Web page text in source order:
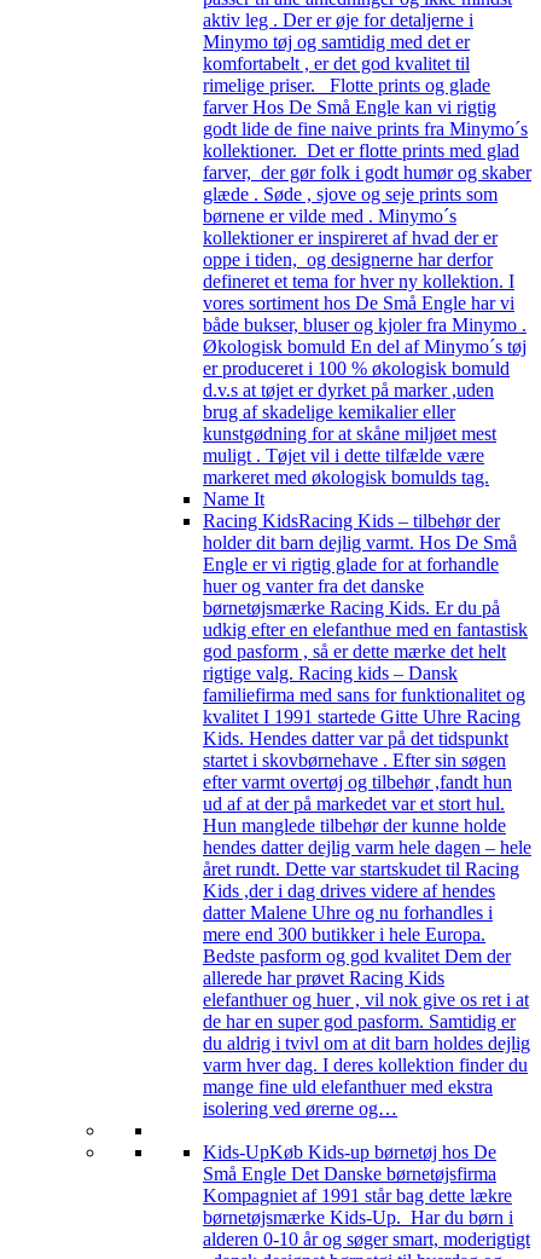
aktiv leg . Der er øje for detaljerne i
Minymo tøj og samtidig med det er
komfortabelt , er det god kvalitet til
rimelige priser. Flotte prints og glade
farver Hos De Små Engle kan vi rigtig
godt lide de fine naive prints fra Minymo´s
kollektioner. Det er flotte prints med glad
farver, der gør folk i godt humør og skaber
glæde . Søde , sjove og seje prints som
børnene er vilde med . Minymo´s
kollektioner er inspireret af hvad der er
oppe i tiden, og designerne har derfor
defineret et tema for hver ny kollektion. I
vores sortiment hos De Små Engle har vi
både bukser, bluser og kjoler fra Minymo .
Økologisk bomuld En del af Minymo´s tøj
er produceret i 100 % økologisk bomuld
d.v.s at tøjet er dyrket på marker ,uden
brug af skadelige kemikalier eller
kunstgødning for at skåne miljøet mest
muligt . Tøjet vil i dette tilfælde være
markeret med økologisk bomulds tag.
Name It
Racing KidsRacing Kids – tilbehør der
holder dit barn dejlig varmt. Hos De Små
Engle er vi rigtig glade for at forhandle
huer og vanter fra det danske
børnetøjsmærke Racing Kids. Er du på
udkig efter en elefanthue med en fantastisk
god pasform , så er dette mærke det helt
rigtige valg. Racing kids – Dansk
familiefirma med sans for funktionalitet og
kvalitet I 1991 startede Gitte Uhre Racing
Kids. Hendes datter var på det tidspunkt
startet i skovbørnehave . Efter sin søgen
efter varmt overtøj og tilbehør ,fandt hun
ud af at der på markedet var et stort hul.
Hun manglede tilbehør der kunne holde
hendes datter dejlig varm hele dagen – hele
året rundt. Dette var startskudet til Racing
Kids ,der i dag drives videre af hendes
datter Malene Uhre og nu forhandles i
mere end 300 butikker i hele Europa.
Bedste pasform og god kvalitet Dem der
allerede har prøvet Racing Kids
elefanthuer og huer , vil nok give os ret i at
de har en super god pasform. Samtidig er
du aldrig i tvivl om at dit barn holdes dejlig
varm hver dag. I deres kollektion finder du
mange fine uld elefanthuer med ekstra
isolering ved ørerne og…
Kids-UpKøb Kids-up børnetøj hos De
Små Engle Det Danske børnetøjsfirma
Kompagniet af 1991 står bag dette lækre
børnetøjsmærke Kids-Up. Har du børn i
alderen 0-10 år og søger smart, moderigtigt